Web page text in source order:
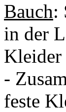
Bauch:
in der
Kleider
-
feste